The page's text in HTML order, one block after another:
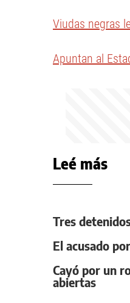
Viudas negras
Apuntan al
Leé más
Tres
El acusado
Cayó por un
abiertas